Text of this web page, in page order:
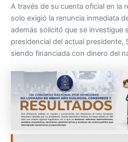
A través de su cuenta oficial en la
solo exigió la renuncia inmediata
además solicitó que se investigue
presidencial del actual presidente,
siendo financiada con dinero del